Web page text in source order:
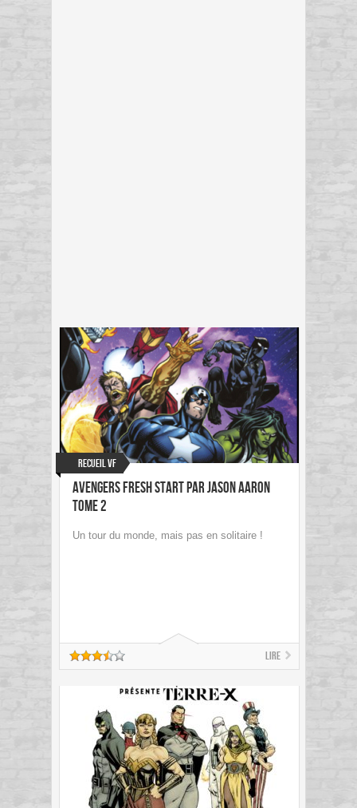
Recueil VF
Avengers Fresh Start par Jason Aaron
Tome 2
Un tour du monde, mais pas en solitaire !
Lire